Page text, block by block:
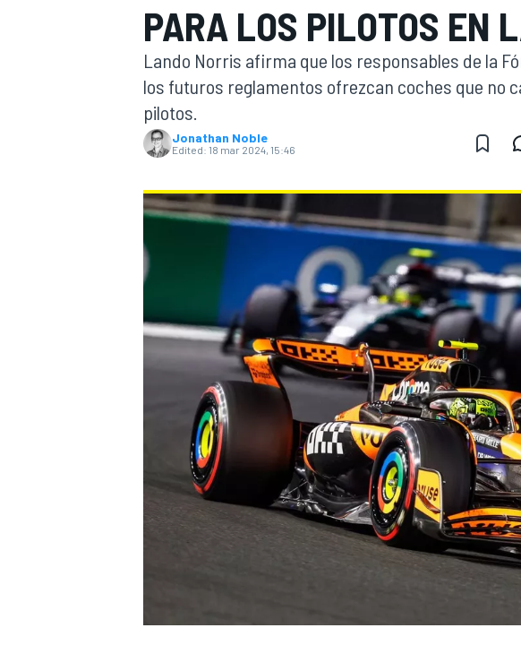
FÓRMULA E MOTO
NASCARINDYCARSPORTSCARRALLYTURISMO
PARA LOS PILOTOS EN
Lando Norris afirma que los responsables de la
los futuros reglamentos ofrezcan coches que no
pilotos.
Jonathan Noble
Edited: 18 mar 2024, 15:46